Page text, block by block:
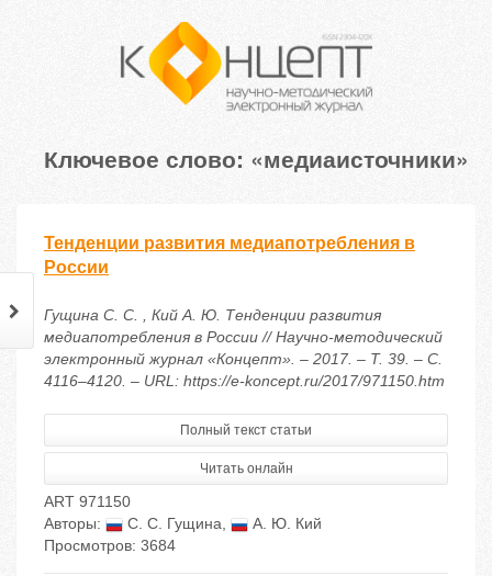
Ключевое слово: «медиаисточники»
Тенденции развития медиапотребления в
России
Гущина С. С. , Кий А. Ю. Тенденции развития
медиапотребления в России // Научно-методический
электронный журнал «Концепт». – 2017. – Т. 39. – С.
4116–4120. – URL: https://e-koncept.ru/2017/971150.htm
Полный текст статьи
Читать онлайн
ART 971150
Авторы:
С. С. Гущина,
А. Ю. Кий
Просмотров: 3684